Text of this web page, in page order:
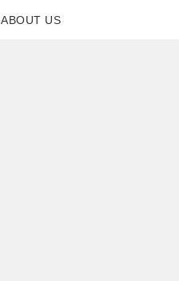
ABOUT US